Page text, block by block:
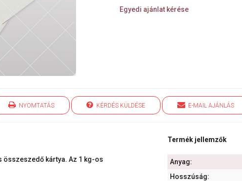
Egyedi ajánlat kérése
NYOMTATÁS KÉRDÉS KÜLDÉSE E-MAIL AJÁNLÁS
kártya. Az 1 kg-os
Termék jellemzők
Anyag:
Hosszúság: